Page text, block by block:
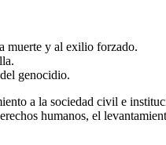
muerte y al exilio forzado.
genocidio.
a la sociedad civil e
humanos, el